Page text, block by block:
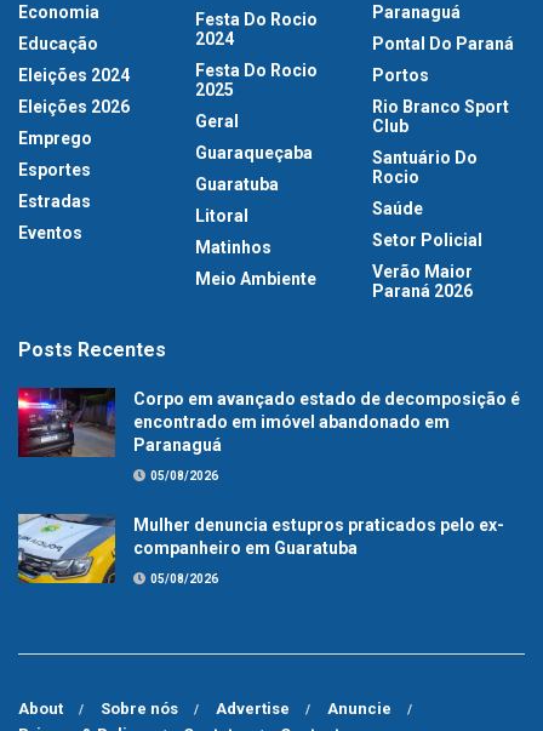
Economia
Educação
Eleições 2024
Eleições 2026
Emprego
Esportes
Estradas
Eventos
Festa Do Rocio
2024
Festa Do Rocio
2025
Geral
Guaraqueçaba
Guaratuba
Litoral
Matinhos
Meio Ambiente
Paranaguá
Pontal Do Paraná
Portos
Rio Branco Sport
Club
Santuário Do
Rocio
Saúde
Setor Policial
Verão Maior
Paraná 2026
Posts Recentes
Corpo em avançado estado de decomposição é
encontrado em imóvel abandonado em
Paranaguá
05/08/2026
Mulher denuncia estupros praticados pelo ex-
companheiro em Guaratuba
05/08/2026
About Sobre nós Advertise
Anuncie